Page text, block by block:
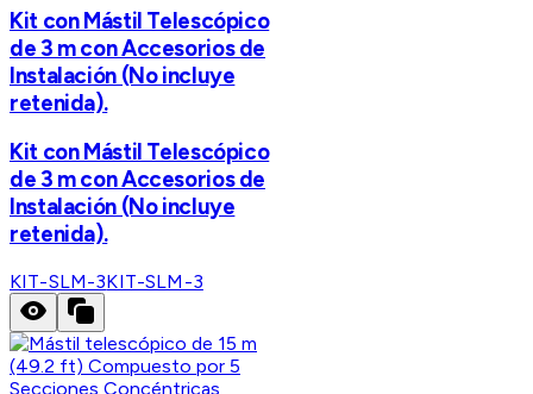
Kit con Mástil Telescópico
de 3 m con Accesorios de
Instalación (No incluye
retenida).
Kit con Mástil Telescópico
de 3 m con Accesorios de
Instalación (No incluye
retenida).
KIT-SLM-3KIT-SLM-3